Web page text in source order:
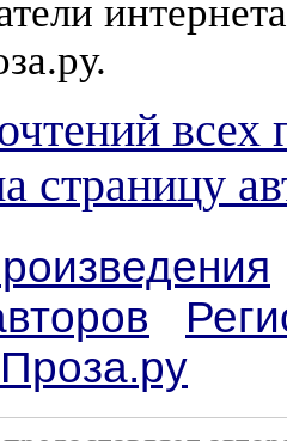
всех
страницу
Проза.ру